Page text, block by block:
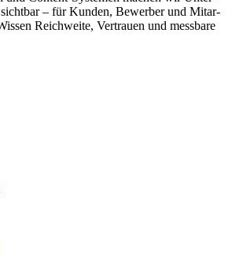
sicht­bar – für Kun­den, Bewer­ber und Mit­ar­
Reich­wei­te, Ver­trau­en und mess­ba­re